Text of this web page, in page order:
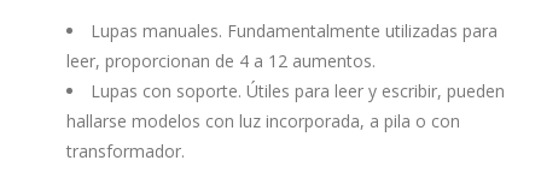
Lupas manuales. Fundamentalmente utilizadas para
leer, proporcionan de 4 a 12 aumentos.
Lupas con soporte. Útiles para leer y escribir, pueden
hallarse modelos con luz incorporada, a pila o con
transformador.